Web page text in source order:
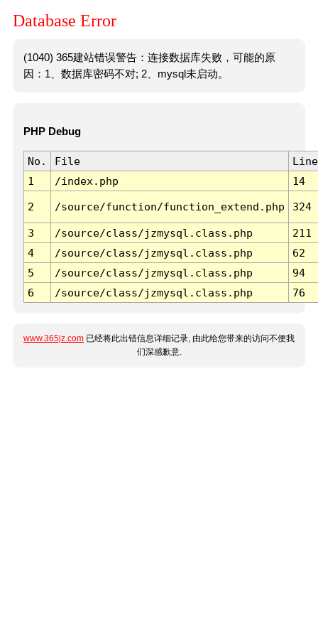
Database Error
(1040) 365建站错误警告：连接数据库失败，可能的原
因：1、数据库密码不对; 2、mysql未启动。
PHP Debug
No. File
Line
1
/index.php 14
2 /source/function/function_extend.php 324
3 /source/class/jzmysql.class.php
211
4
/source/class/jzmysql.class.php
62
5
/source/class/jzmysql.class.php
94
6
/source/class/jzmysql.class.php 76
www.365jz.com 已经将此出错信息详细记录, 由此给您带来的访问不便我
们深感歉意.